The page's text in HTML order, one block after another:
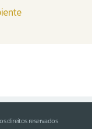
direitos reservados